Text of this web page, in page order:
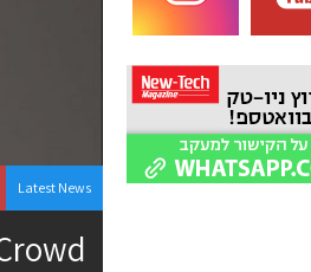
Latest News